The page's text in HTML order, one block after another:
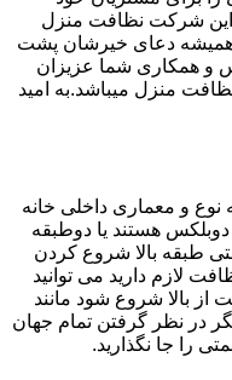
این شرکت نظافت منزل
همیشه دعای خیرشان پشت
و همکاری شما عزیزان
منزل میباشد.به امید
و معماری داخلی خانه
هستند یا دوطبقه
طبقه بالا شروع کردن
لازم دارید می توانید
از بالا شروع شود مانند
در نظر گرفتن تمام جهان
را جا نگذارید.